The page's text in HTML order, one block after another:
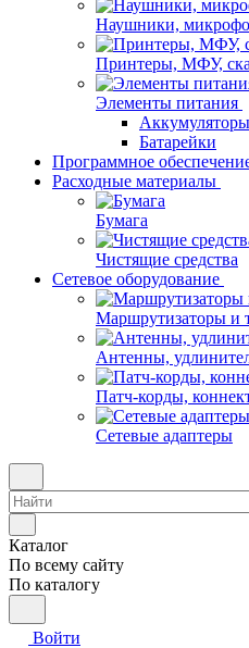
Наушники,
Принтеры, МФУ,
Элементы питания
Аккумуляторы
Батарейки
Программное
Расходные материалы
Бумага
Чистящие средства
Сетевое оборудование
Маршрутизаторы и
Антенны,
Патч-корды,
Сетевые адаптеры
Каталог
По всему сайту
По каталогу
Войти